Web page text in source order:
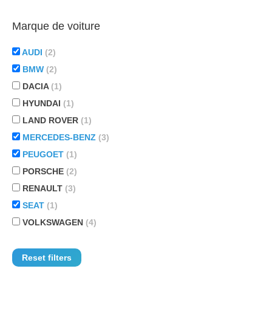
Marque de voiture
AUDI (2)
BMW (2)
DACIA (1)
HYUNDAI (1)
LAND ROVER (1)
MERCEDES-BENZ (3)
PEUGOET (1)
PORSCHE (2)
RENAULT (3)
SEAT (1)
VOLKSWAGEN (4)
Reset filters